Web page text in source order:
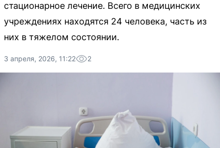
стационарное лечение. Всего в медицинских
учреждениях находятся 24 человека, часть из
них в тяжелом состоянии.
3 апреля, 2026, 11:22 2